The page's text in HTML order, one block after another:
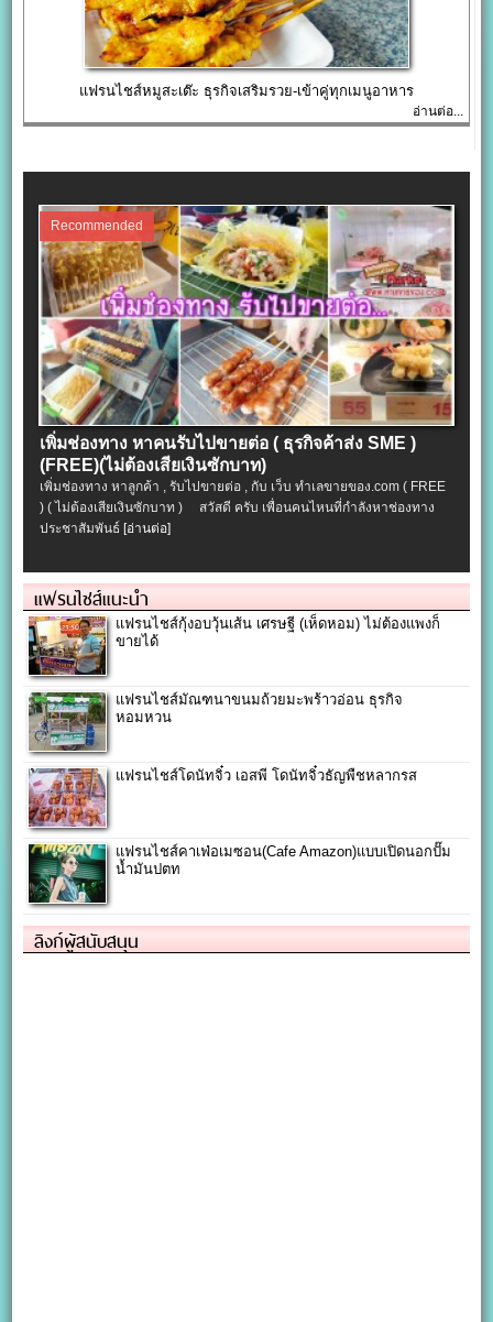
แฟรนไชส์หมูสะเต๊ะ ธุรกิจเสริมรวย-เข้าคู่ทุกเมนูอาหาร
อ่านต่อ...
Recommended
เพิ่มช่องทาง หาคนรับไปขายต่อ ( ธุรกิจค้าส่ง SME )
(FREE)(ไม่ต้องเสียเงินซักบาท)
เพิ่มช่องทาง หาลูกค้า , รับไปขายต่อ , กับ เว็บ ทำเลขายของ.com ( FREE
) ( ไม่ต้องเสียเงินซักบาท ) สวัสดี ครับ เพื่อนคนไหนที่กำลังหาช่องทาง
ประชาสัมพันธ์[อ่านต่อ]
แฟรนไชส์แนะนำ
แฟรนไชส์กุ้งอบวุ้นเส้น เศรษฐี (เห็ดหอม) ไม่ต้องแพงก็
ขายได้
แฟรนไชส์มัณฑนาขนมถ้วยมะพร้าวอ่อน ธุรกิจ
หอมหวน
แฟรนไชส์โดนัทจิ๋ว เอสพี โดนัทจิ๋วธัญพืชหลากรส
แฟรนไชส์คาเฟ่อเมซอน(Cafe Amazon)แบบเปิดนอกปั๊ม
น้ำมันปตท
ลิงก์ผู้สนับสนุน